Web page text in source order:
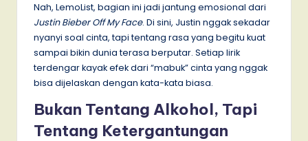
Nah, LemoList, bagian ini jadi jantung emosional dari
Justin Bieber Off My Face. Di sini, Justin nggak sekadar
nyanyi soal cinta, tapi tentang rasa yang begitu kuat
sampai bikin dunia terasa berputar. Setiap lirik
terdengar kayak efek dari “mabuk” cinta yang nggak
bisa dijelaskan dengan kata-kata biasa.
Bukan Tentang Alkohol, Tapi
Tentang Ketergantungan